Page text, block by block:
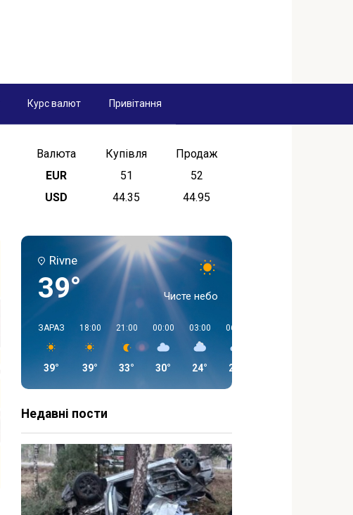
Курс валют Привітання
Валюта Купівля
Продаж
EUR
51
52
USD
44.35 44.95
Rivne
39° Чисте небо
ЗАРАЗ
39°
18:00
39°
21:00
33°
00:00
30°
03:00
24°
06:00
22°
Недавні пости